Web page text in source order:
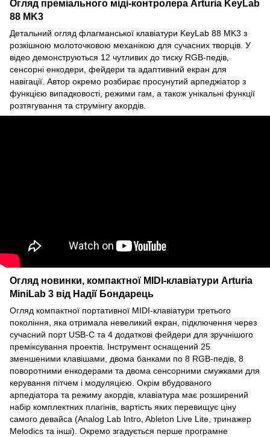
Огляд преміального міді-контролера Arturia KeyLab
88 MK3
Детальний огляд флагманської клавіатури KeyLab 88 MK3 з
розкішною молоточковою механікою для сучасних творців. У
відео демонструються 12 чутливих до тиску RGB-педів,
сенсорні енкодери, фейдери та адаптивний екран для
навігації. Автор окремо розбирає просунутий арпеджіатор з
функцією випадковості, режими гам, а також унікальні функції
розтягування та струмінгу акордів.
Огляд новинки, компактної MIDI-клавіатури Arturia
MiniLab 3 від Надії Бондарець
Огляд компактної портативної MIDI-клавіатури третього
покоління, яка отримала невеликий екран, підключення через
сучасний порт USB-C та 4 додаткові фейдери для зручнішого
преміксування проектів. Інструмент оснащений 25
зменшеними клавішами, двома банками по 8 RGB-педів, 8
поворотними енкодерами та двома сенсорними смужками для
керування пітчем і модуляцією. Окрім вбудованого
арпедіатора та режиму акордів, клавіатура має розширений
набір комплектних плагінів, вартість яких перевищує ціну
самого девайса (Analog Lab Intro, Ableton Live Lite, тринажер
Melodics та інші). Окремо згадується перше програмне